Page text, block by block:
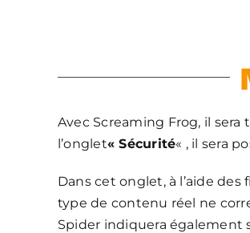
Avec Screaming Frog, il
l’onglet« Sécurité« , il sera
Dans cet onglet, à l’aide
type de contenu réel ne
Spider indiquera également